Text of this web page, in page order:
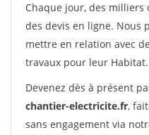
Chaque jour, des
des devis en ligne. Nous
mettre en relation avec
travaux pour leur Habitat.
Devenez dès à présent
chantier-electricite.fr,
sans engagement via